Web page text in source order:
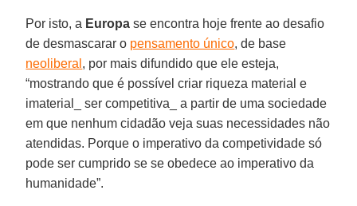
Por isto, a Europa se encontra hoje frente ao desafio
de desmascarar o pensamento único, de base
neoliberal , por mais difundido que ele esteja,
“mostrando que é possível criar riqueza material e
imaterial_ ser competitiva_ a partir de uma sociedade
em que nenhum cidadão veja suas necessidades não
atendidas. Porque o imperativo da competividade só
pode ser cumprido se se obedece ao imperativo da
humanidade”.